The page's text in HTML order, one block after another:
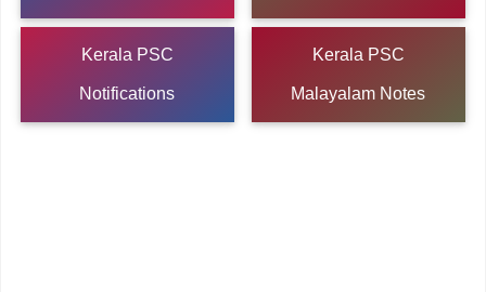
Kerala PSC
Notifications
Kerala PSC
Malayalam Notes